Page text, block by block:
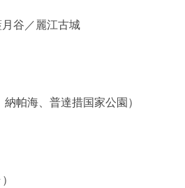
谷／麗江古城
帕海、普達措国家公園）